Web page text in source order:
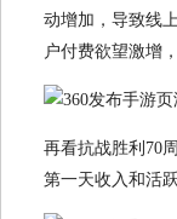
动增加，导致线
户付费欲望激增
再看抗战胜利70
第一天收入和活